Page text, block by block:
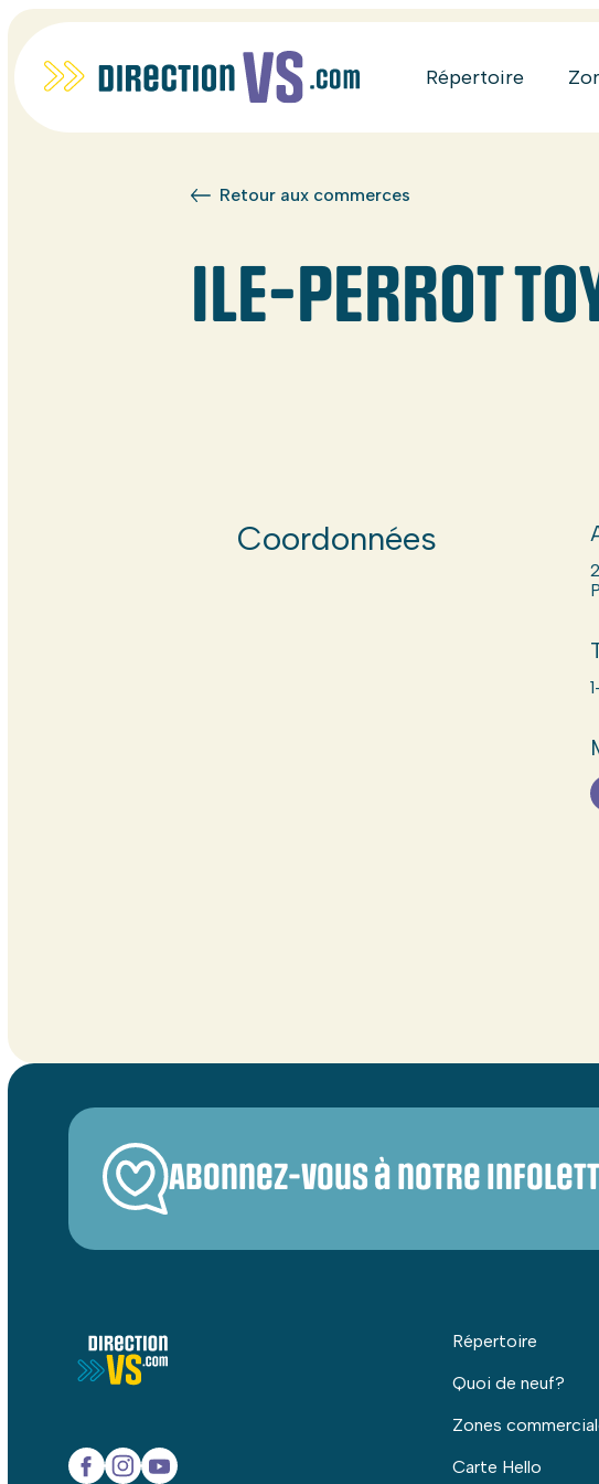
Répertoire
Retour aux commerces
ILE-PERROT
Coordonnées
Abonnez-vous à notre
Répertoire
Quoi de neuf?
Zones
Carte Hello